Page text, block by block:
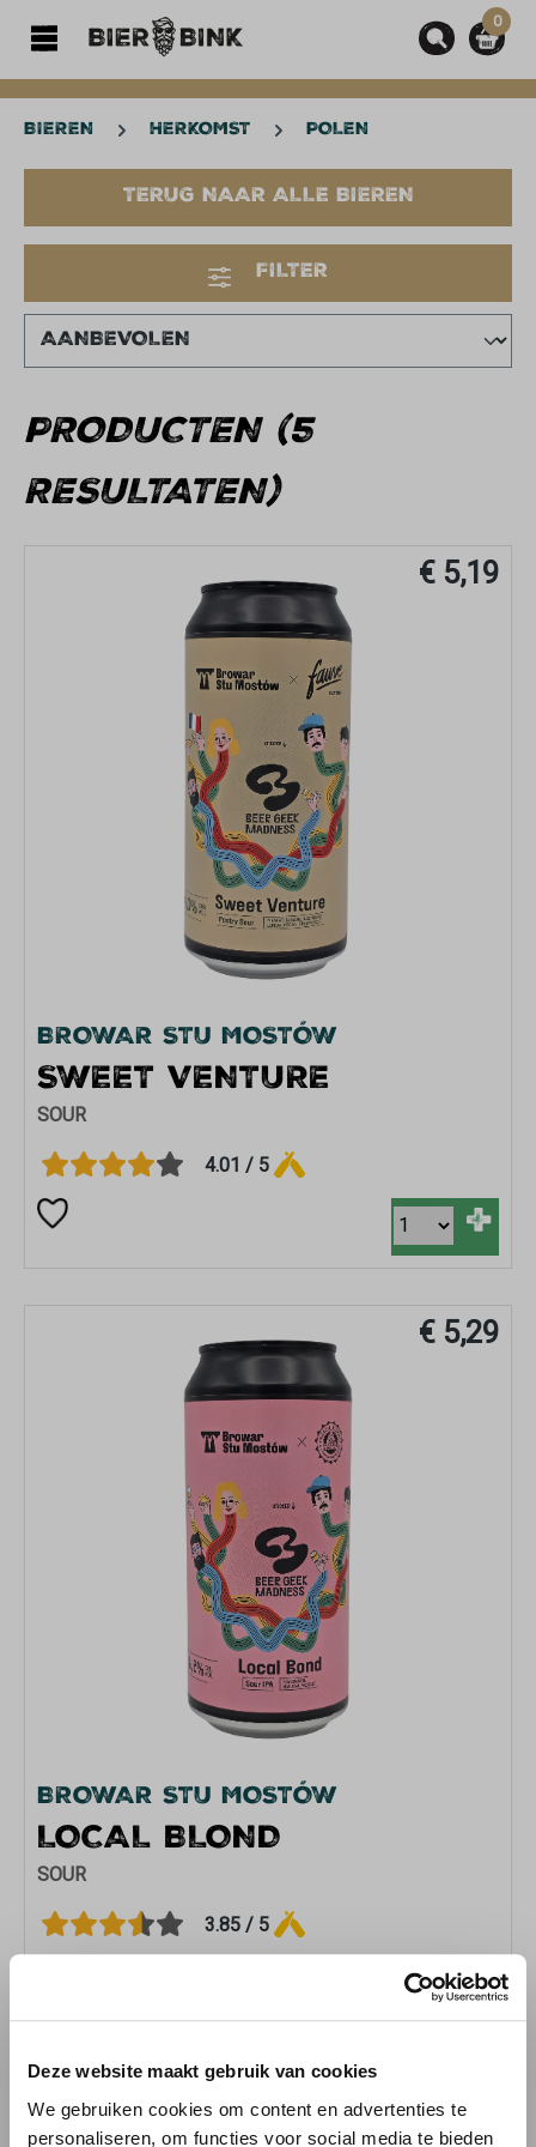
Deze website maakt gebruik van cookies
We gebruiken cookies om content en advertenties te
personaliseren, om functies voor social media te bieden
0
BIEREN HERKOMST POLEN
TERUG NAAR ALLE BIEREN
FILTER
PRODUCTEN (5
RESULTATEN)
€ 5,19
BROWAR STU MOSTÓW
SWEET VENTURE
SOUR
4.01 / 5
+
€ 5,29
BROWAR STU MOSTÓW
LOCAL BLOND
SOUR
3.85 / 5
+